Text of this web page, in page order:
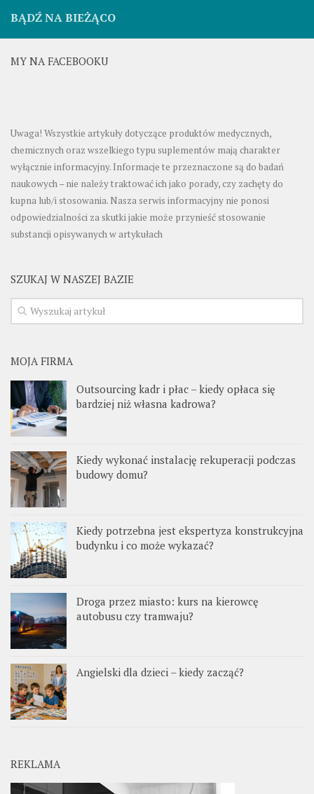
BĄDŹ NA BIEŻĄCO
MY NA FACEBOOKU
Uwaga! Wszystkie artykuły dotyczące produktów medycznych,
chemicznych oraz wszelkiego typu suplementów mają charakter
wyłącznie informacyjny. Informacje te przeznaczone są do badań
naukowych – nie należy traktować ich jako porady, czy zachęty do
kupna lub/i stosowania. Nasza serwis informacyjny nie ponosi
odpowiedzialności za skutki jakie może przynieść stosowanie
substancji opisywanych w artykułach
SZUKAJ W NASZEJ BAZIE
MOJA FIRMA
Outsourcing kadr i płac – kiedy opłaca się
bardziej niż własna kadrowa?
Kiedy wykonać instalację rekuperacji podczas
budowy domu?
Kiedy potrzebna jest ekspertyza konstrukcyjna
budynku i co może wykazać?
Droga przez miasto: kurs na kierowcę
autobusu czy tramwaju?
Angielski dla dzieci – kiedy zacząć?
REKLAMA